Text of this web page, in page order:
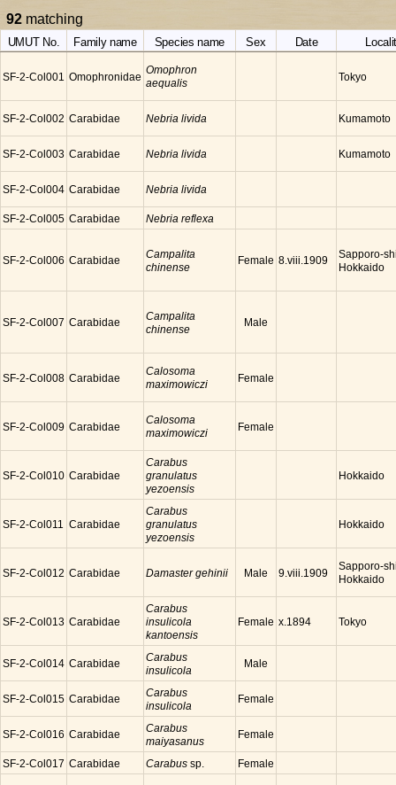
92 matching
UMUT No. Family name Species name Sex Date
SF-2-Col001 Omophronidae
Omophron
aequalis
Tokyo
SF-2-Col002 Carabidae Nebria livida Kumamoto
SF-2-Col003 Carabidae Nebria livida Kumamoto
SF-2-Col004 Carabidae Nebria livida
SF-2-Col005 Carabidae Nebria reflexa
SF-2-Col006 Carabidae
Campalita
chinense
Female 8.viii.1909
Sapporo-
Hokkaido
SF-2-Col007 Carabidae
Campalita
chinense
Male
SF-2-Col008 Carabidae
Calosoma
maximowiczi
Female
SF-2-Col009 Carabidae
Calosoma
maximowiczi
Female
SF-2-Col010 Carabidae
Carabus
granulatus
yezoensis
Hokkaido
SF-2-Col011 Carabidae
Carabus
granulatus
yezoensis
Hokkaido
SF-2-Col012 Carabidae Damaster gehinii Male 9.viii.1909
Sapporo-
Hokkaido
SF-2-Col013 Carabidae
Carabus
insulicola
kantoensis
Female x.1894 Tokyo
SF-2-Col014 Carabidae
Carabus
insulicola
Male
SF-2-Col015 Carabidae
Carabus
insulicola
Female
SF-2-Col016 Carabidae
Carabus
maiyasanus
Female
SF-2-Col017 Carabidae Carabus sp. Female